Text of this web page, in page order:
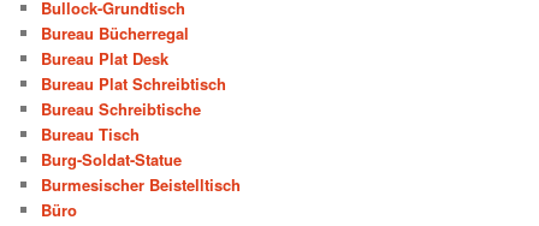
Bullock-Grundtisch
Bureau Bücherregal
Bureau Plat Desk
Bureau Plat Schreibtisch
Bureau Schreibtische
Bureau Tisch
Burg-Soldat-Statue
Burmesischer Beistelltisch
Büro